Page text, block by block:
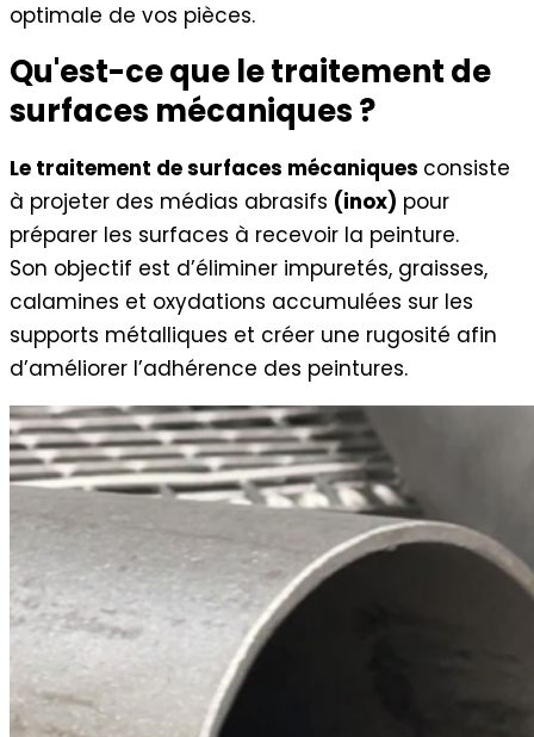
optimale de vos pièces.
Qu'est-ce que le traitement de
surfaces mécaniques ?
Le traitement de surfaces mécaniques consiste
à projeter des médias abrasifs (inox) pour
préparer les surfaces à recevoir la peinture.
Son objectif est d’éliminer impuretés, graisses,
calamines et oxydations accumulées sur les
supports métalliques et créer une rugosité afin
d’améliorer l’adhérence des peintures.